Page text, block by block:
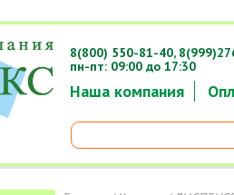
Наша компания
8(800) 550-81-40,
пн-пт: 09:00 до 17:30